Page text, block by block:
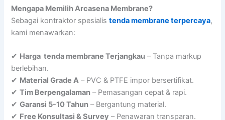
Mengapa Memilih Arcasena Membrane?
Sebagai kontraktor spesialistenda membrane terpercaya,
kami menawarkan:
✔ Harga tenda membrane Terjangkau – Tanpa markup
berlebihan.
✔ Material Grade A – PVC & PTFE impor bersertifikat.
✔Tim Berpengalaman – Pemasangan cepat & rapi.
✔Garansi 5-10 Tahun – Bergantung material.
✔ Free Konsultasi & Survey – Penawaran transparan.